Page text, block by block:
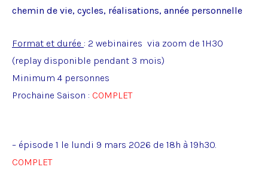
chemin de vie, cycles, réalisations, année personnelle
Format et durée : 2 webinaires via zoom de 1H30
(replay disponible pendant 3 mois)
Minimum 4 personnes
Prochaine Saison : COMPLET
– épisode 1 le lundi 9 mars 2026 de 18h à 19h30.
COMPLET